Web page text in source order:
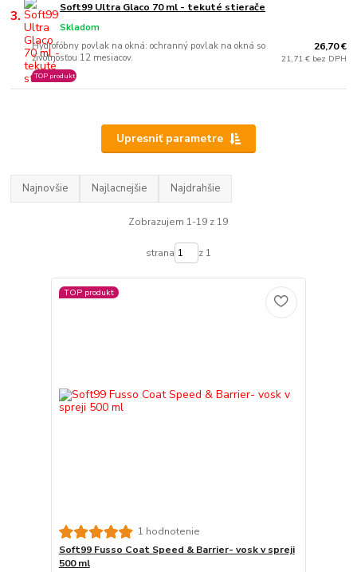
3. Soft99 Ultra Glaco 70 ml - tekuté stierače
Hydrofóbny povlak na okná: ochranný povlak na okná so
životnosťou 12 mesiacov.
Skladom
TOP produkt
26,70 €
21,71 € bez DPH
Upresniť parametre
Najnovšie Najlacnejšie Najdrahšie
Zobrazujem 1-19 z 19
strana z 1
TOP produkt
1 hodnotenie
Soft99 Fusso Coat Speed & Barrier- vosk v spreji
500 ml